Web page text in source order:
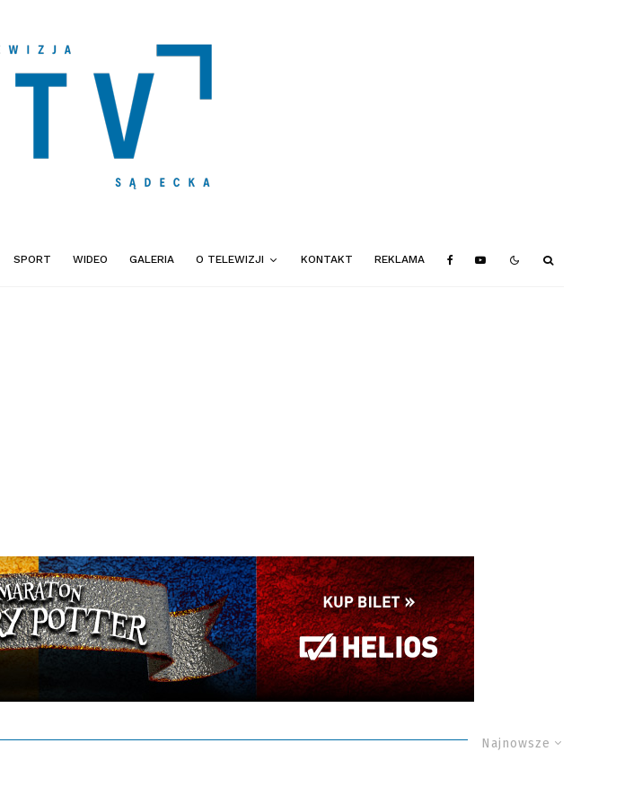
SPORT WIDEO GALERIA O TELEWIZJI KONTAKT REKLAMA
Najnowsze